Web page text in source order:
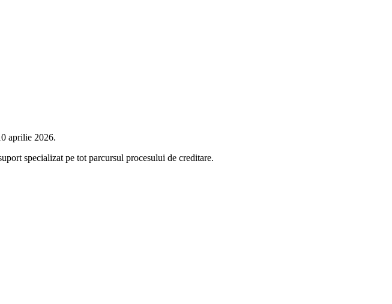
aprilie 2026.
specializat pe tot parcursul procesului de creditare.